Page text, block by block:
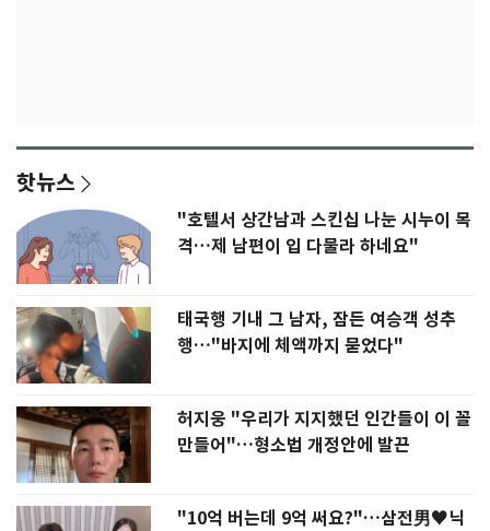
핫뉴스
"호텔서 상간남과 스킨십 나눈 시누이 목
격…제 남편이 입 다물라 하네요"
태국행 기내 그 남자, 잠든 여승객 성추
행…"바지에 체액까지 묻었다"
허지웅 "우리가 지지했던 인간들이 이 꼴
만들어"…형소법 개정안에 발끈
"10억 버는데 9억 써요?"…삼전男♥닉